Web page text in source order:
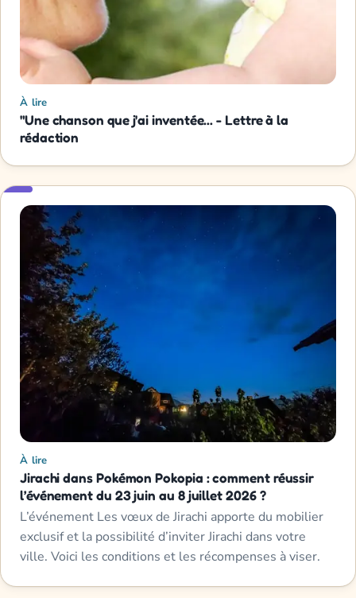
À lire
"Une chanson que j'ai inventée... - Lettre à la
rédaction
À lire
Jirachi dans Pokémon Pokopia : comment réussir
l’événement du 23 juin au 8 juillet 2026 ?
L’événement Les vœux de Jirachi apporte du mobilier
exclusif et la possibilité d’inviter Jirachi dans votre
ville. Voici les conditions et les récompenses à viser.